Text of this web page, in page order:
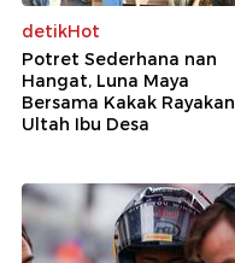
detikHot
Potret Sederhana nan
Hangat, Luna Maya
Bersama Kakak Rayakan
Ultah Ibu Desa